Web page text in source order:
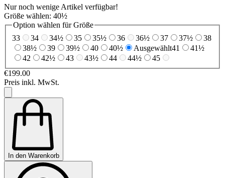
Nur noch wenige Artikel verfügbar!
Größe wählen: 40½
Option wählen für Größe
33
34 34½ 35 35½ 36 36½ 37 37½
38
38½
39 39½ 40 40½ Ausgewählt41
41½
42
42½ 43 43½ 44 44½
45
€199.00
Preis inkl. MwSt.
In den Warenkorb